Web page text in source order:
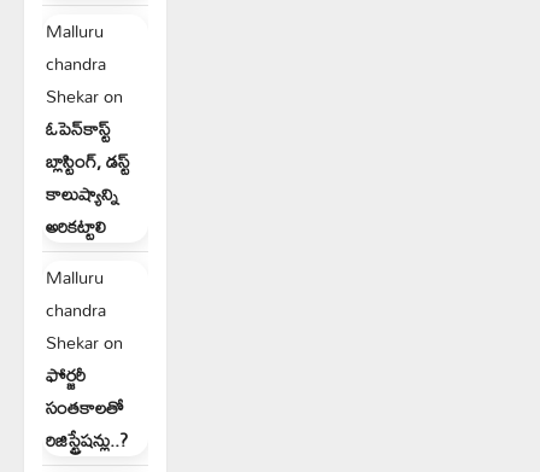
Malluru
chandra
Shekaron
ఓపెన్‌కాస్ట్
బ్లాస్టింగ్, డస్ట్
కాలుష్యాన్ని
అరికట్టాలి
Malluru
chandra
Shekaron
ఫోర్జరీ
సంతకాలతో
రిజిస్ట్రేషన్లు..?